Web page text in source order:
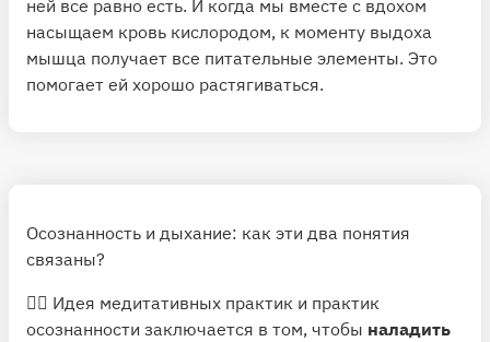
ней все равно есть. И когда мы вместе с вдохом
насыщаем кровь кислородом, к моменту выдоха
мышца получает все питательные элементы. Это
помогает ей хорошо растягиваться.
Осознанность и дыхание: как эти два понятия
связаны?
🧘‍♀️ Идея медитативных практик и практик
осознанности заключается в том, чтобы наладить